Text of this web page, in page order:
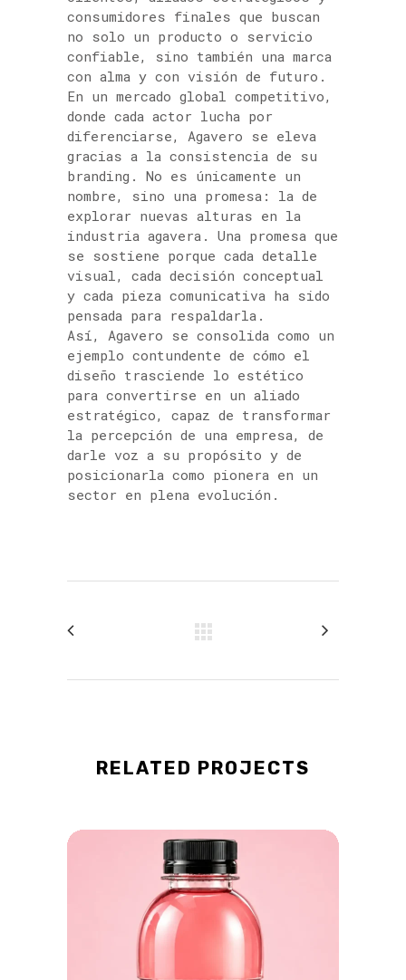
consumidores finales que buscan
no solo un producto o servicio
confiable, sino también una marca
con alma y con visión de futuro.
En un mercado global competitivo,
donde cada actor lucha por
diferenciarse, Agavero se eleva
gracias a la consistencia de su
branding. No es únicamente un
nombre, sino una promesa: la de
explorar nuevas alturas en la
industria agavera. Una promesa que
se sostiene porque cada detalle
visual, cada decisión conceptual
y cada pieza comunicativa ha sido
pensada para respaldarla.
Así, Agavero se consolida como un
ejemplo contundente de cómo el
diseño trasciende lo estético
para convertirse en un aliado
estratégico, capaz de transformar
la percepción de una empresa, de
darle voz a su propósito y de
posicionarla como pionera en un
sector en plena evolución.
RELATED PROJECTS